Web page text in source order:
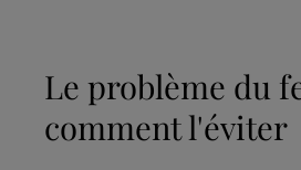
Le problème du
comment l'éviter